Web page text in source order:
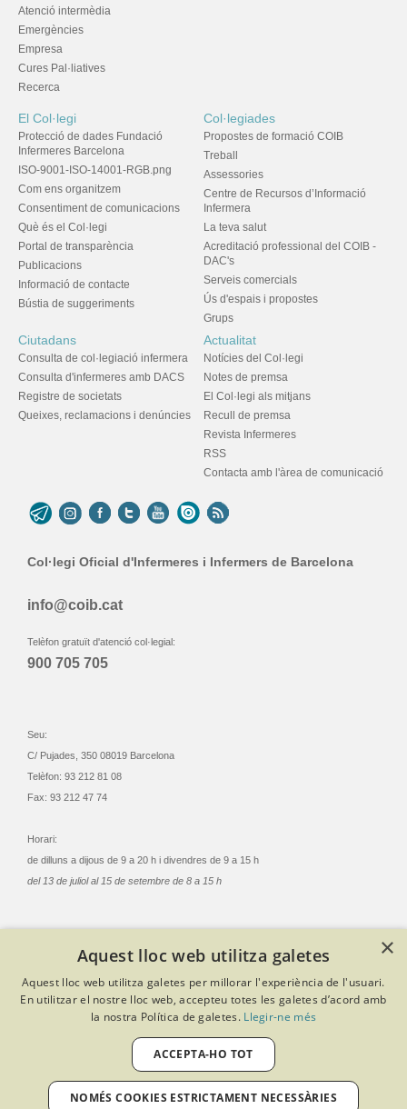
Atenció intermèdia
Emergències
Empresa
Cures Pal·liatives
Recerca
El Col·legi
Protecció de dades Fundació
Infermeres Barcelona
ISO-9001-ISO-14001-RGB.png
Com ens organitzem
Consentiment de comunicacions
Què és el Col·legi
Portal de transparència
Publicacions
Informació de contacte
Bústia de suggeriments
Col·legiades
Propostes de formació COIB
Treball
Assessories
Centre de Recursos d’Informació
Infermera
La teva salut
Acreditació professional del COIB -
DAC's
Serveis comercials
Ús d'espais i propostes
Grups
Ciutadans
Consulta de col·legiació infermera
Consulta d'infermeres amb DACS
Registre de societats
Queixes, reclamacions i denúncies
Actualitat
Notícies del Col·legi
Notes de premsa
El Col·legi als mitjans
Recull de premsa
Revista Infermeres
RSS
Contacta amb l'àrea de comunicació
Col·legi Oficial d'Infermeres i Infermers de Barcelona
info@coib.cat
Telèfon gratuït d'atenció col·legial:
900 705 705
Seu:
C/ Pujades, 350 08019 Barcelona
Telèfon: 93 212 81 08
Fax: 93 212 47 74
Horari:
de dilluns a dijous de 9 a 20 h i divendres de 9 a 15 h
del 13 de juliol al 15 de setembre de 8 a 15 h
© Col·legi Oficial Infermeres i Infermers de Barcelona
Criteris de privacitat
Política de cookies
Avís legal
Política de protecció de dades
Política de qualitat
Desenvolupat amb Softeng Portal Builder
×
Aquest lloc web utilitza galetes
Aquest lloc web utilitza galetes per millorar l'experiència de l'usuari.
En utilitzar el nostre lloc web, accepteu totes les galetes d’acord amb
la nostra Política de galetes. Llegir-ne més
ACCEPTA-HO TOT
NOMÉS COOKIES ESTRICTAMENT NECESSÀRIES